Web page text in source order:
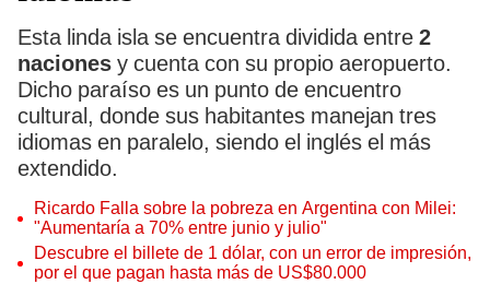
Esta linda isla se encuentra dividida entre 2
naciones y cuenta con su propio aeropuerto.
Dicho paraíso es un punto de encuentro
cultural, donde sus habitantes manejan tres
idiomas en paralelo, siendo el inglés el más
extendido.
Ricardo Falla sobre la pobreza en Argentina con Milei:
"Aumentaría a 70% entre junio y julio"
Descubre el billete de 1 dólar, con un error de impresión,
por el que pagan hasta más de US$80.000